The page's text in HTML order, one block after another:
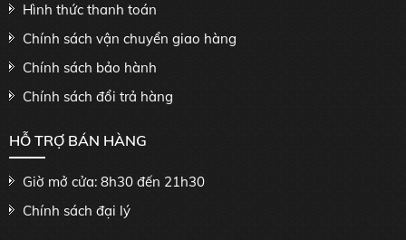
Hình thức thanh toán
Chính sách vận chuyển giao hàng
Chính sách bảo hành
Chính sách đổi trả hàng
HỖ TRỢ BÁN HÀNG
Giờ mở cửa: 8h30 đến 21h30
Chính sách đại lý